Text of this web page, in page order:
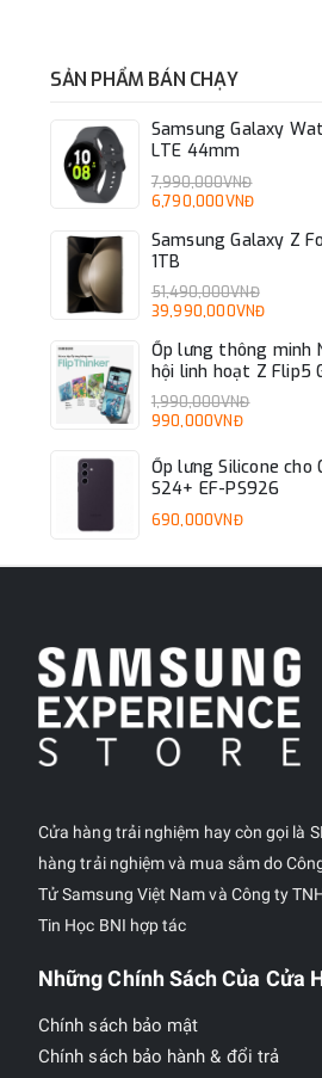
SẢN PHẨM BÁN CHẠY
Samsung Galaxy
LTE 44mm
7,990,000VNĐ
6,790,000VNĐ
Samsung Galaxy Z
1TB
51,490,000VNĐ
39,990,000VNĐ
Ốp lưng thông minh
hội linh hoạt Z Flip5
FPF731HICAW
1,990,000VNĐ
990,000VNĐ
Ốp lưng Silicone cho
S24+ EF-PS926
690,000VNĐ
Cửa hàng trải nghiệm hay còn gọi là
hàng trải nghiệm và mua sắm do
Tử Samsung Việt Nam và Công ty
Tin Học BNI hợp tác
Những Chính Sách Của Cửa
Chính sách bảo mật
Chính sách bảo hành & đổi trả